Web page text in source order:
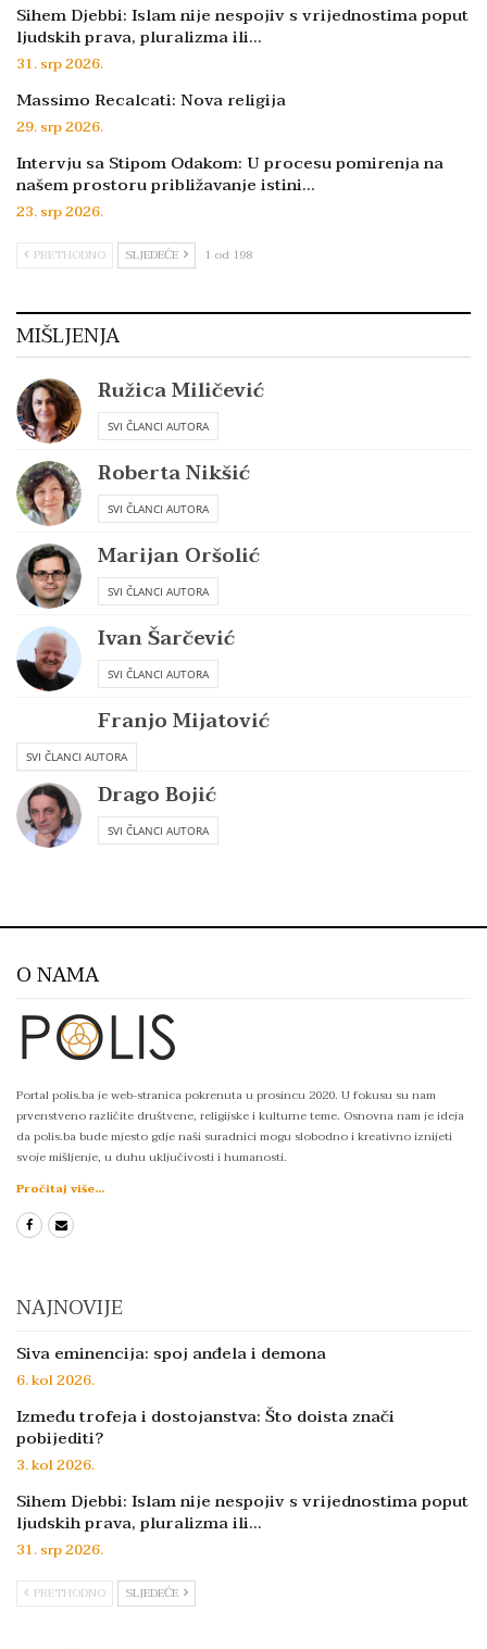
Sihem Djebbi: Islam nije nespojiv s vrijednostima poput
ljudskih prava, pluralizma ili…
31. srp 2026.
Massimo Recalcati: Nova religija
29. srp 2026.
Intervju sa Stipom Odakom: U procesu pomirenja na
našem prostoru približavanje istini…
23. srp 2026.
PRETHODNO SLJEDEĆE 1 od 198
MIŠLJENJA
Ružica Miličević
SVI ČLANCI AUTORA
Roberta Nikšić
SVI ČLANCI AUTORA
Marijan Oršolić
SVI ČLANCI AUTORA
Ivan Šarčević
SVI ČLANCI AUTORA
Franjo Mijatović
SVI ČLANCI AUTORA
Drago Bojić
SVI ČLANCI AUTORA
O NAMA
Portal polis.ba je web-stranica pokrenuta u prosincu 2020. U fokusu su nam
prvenstveno različite društvene, religijske i kulturne teme. Osnovna nam je ideja
da polis.ba bude mjesto gdje naši suradnici mogu slobodno i kreativno iznijeti
svoje mišljenje, u duhu uključivosti i humanosti.
Pročitaj više...
NAJNOVIJE
Siva eminencija: spoj anđela i demona
6. kol 2026.
Između trofeja i dostojanstva: Što doista znači
pobijediti?
3. kol 2026.
Sihem Djebbi: Islam nije nespojiv s vrijednostima poput
ljudskih prava, pluralizma ili…
31. srp 2026.
PRETHODNO SLJEDEĆE